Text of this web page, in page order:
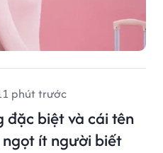
phút trước
đặc biệt và cái tên
ít người biết